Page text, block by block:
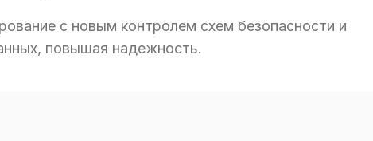
с новым контролем схем безопасности и
повышая надежность.